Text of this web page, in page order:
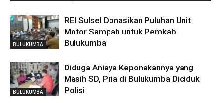
BULUKUMBA
REI Sulsel Donasikan Puluhan Unit
Motor Sampah untuk Pemkab
Bulukumba
BULUKUMBA
Diduga Aniaya Keponakannya yang
Masih SD, Pria di Bulukumba Diciduk
Polisi